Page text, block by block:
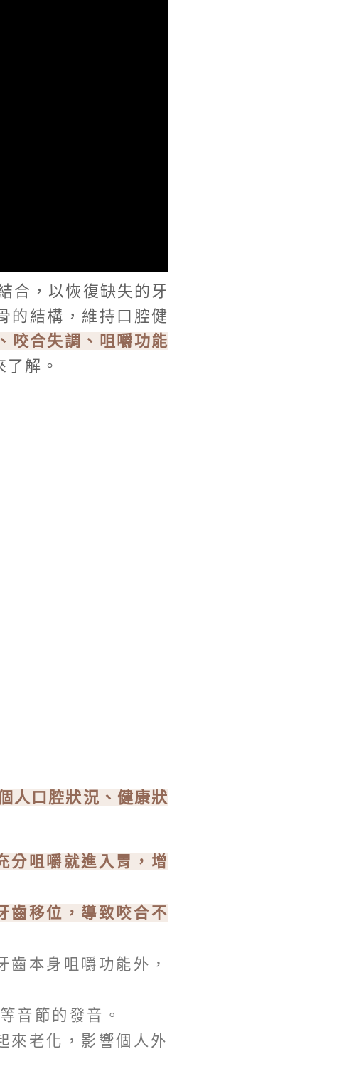
合，以恢復缺失的牙
的結構，維持口腔健
咬合失調、咀嚼功能
了解。
人口腔狀況、健康狀
分咀嚼就進入胃，增
齒移位，導致咬合不
本身咀嚼功能外，
音節的發音。
來老化，影響個人外